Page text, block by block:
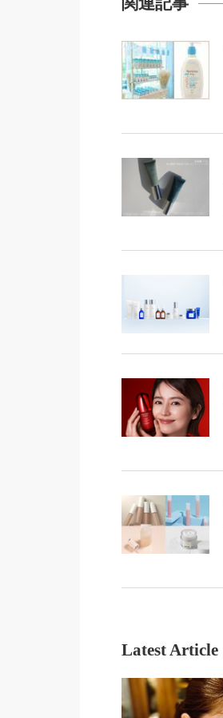
Latest Article